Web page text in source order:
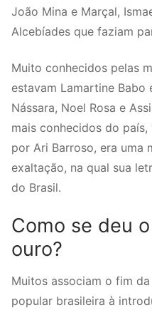
João Mina e Marçal,
Alcebíades que faziam
Muito conhecidos pelas
estavam Lamartine Babo
Nássara, Noel Rosa e
mais conhecidos do país,
por Ari Barroso, era uma
exaltação, na qual sua
do Brasil.
Como se deu
ouro?
Muitos associam o fim
popular brasileira à